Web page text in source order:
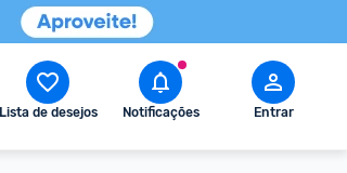
Lista de desejos Notificações Entrar